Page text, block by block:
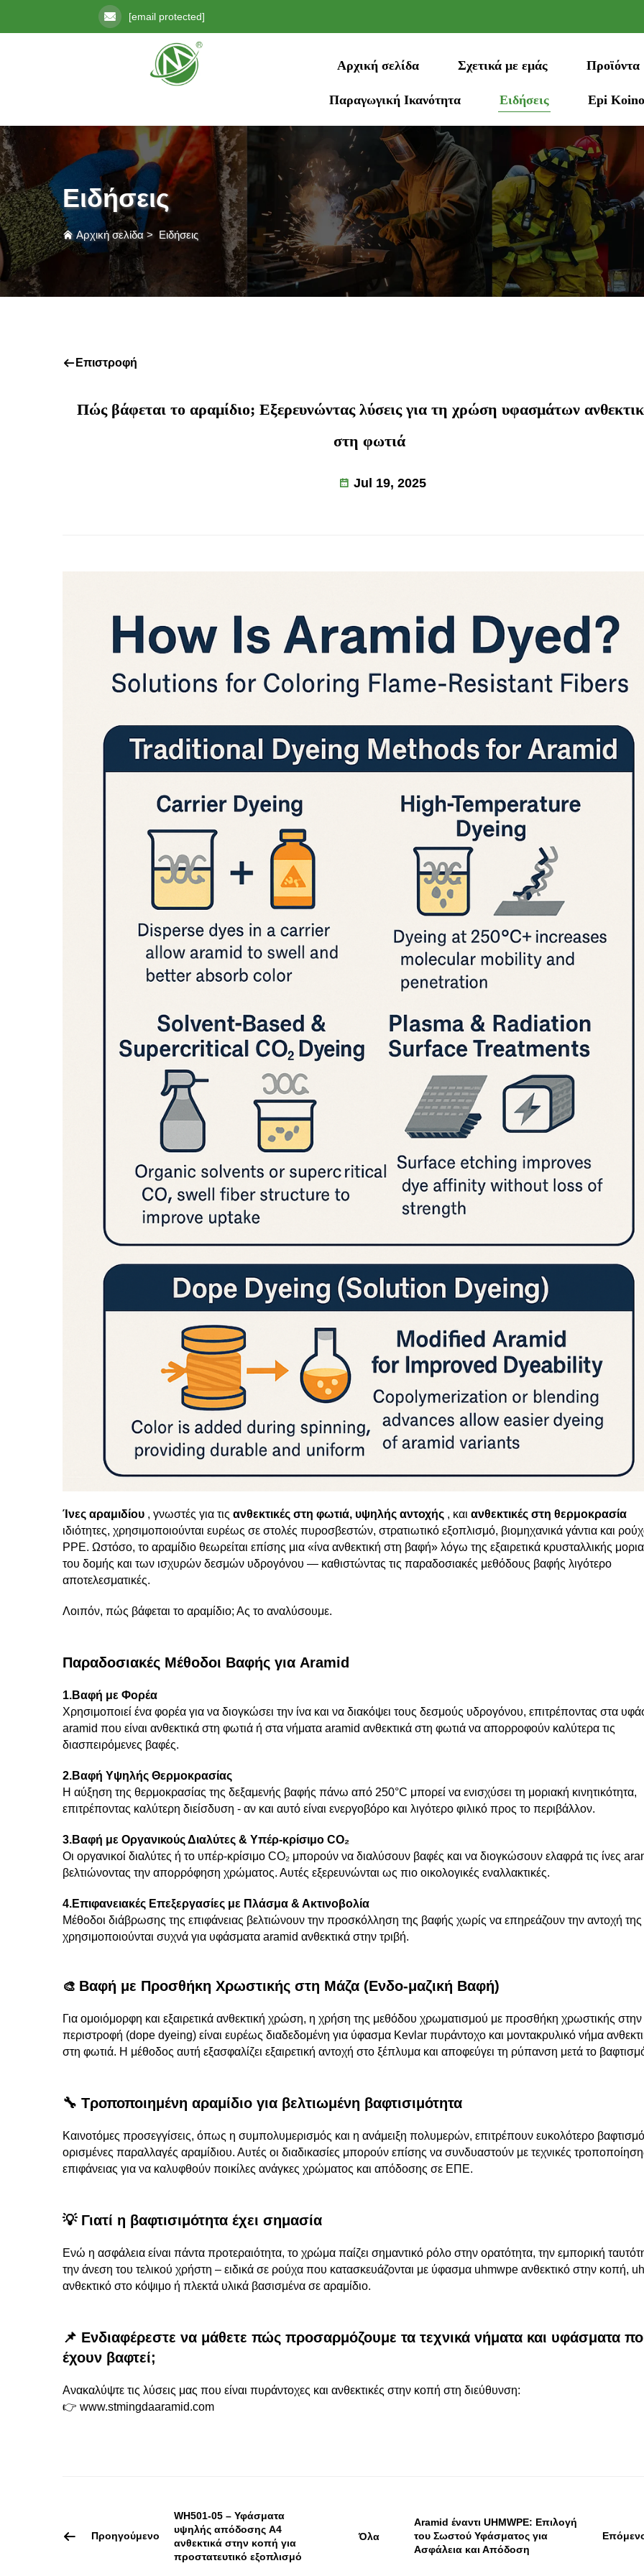
[email protected]
Αρχική σελίδα Σχετικά με εμάς Προϊόντα
Παραγωγική Ικανότητα Ειδήσεις Epi
Ειδήσεις
Αρχική σελίδα> Ειδήσεις
Επιστροφή
Πώς βάφεται το αραμίδιο; Εξερευνώντας λύσεις για τη χρώση υφασμάτων
στη φωτιά
Jul 19, 2025
Ίνες αραμιδίου , γνωστές για τις ανθεκτικές στη φωτιά, υψηλής αντοχής , και ανθεκτικές στη θερμοκρασία
ιδιότητες, χρησιμοποιούνται ευρέως σε στολές πυροσβεστών, στρατιωτικό εξοπλισμό, βιομηχανικά γάντια και
PPE. Ωστόσο, το αραμίδιο θεωρείται επίσης μια «ίνα ανθεκτική στη βαφή» λόγω της εξαιρετικά κρυσταλλικής
του δομής και των ισχυρών δεσμών υδρογόνου — καθιστώντας τις παραδοσιακές μεθόδους βαφής λιγότερο
αποτελεσματικές.
Λοιπόν, πώς βάφεται το αραμίδιο; Ας το αναλύσουμε.
Παραδοσιακές Μέθοδοι Βαφής για Aramid
1.Βαφή με Φορέα
Χρησιμοποιεί ένα φορέα για να διογκώσει την ίνα και να διακόψει τους δεσμούς υδρογόνου, επιτρέποντας στα
aramid που είναι ανθεκτικά στη φωτιά ή στα νήματα aramid ανθεκτικά στη φωτιά να απορροφούν καλύτερα τις
διασπειρόμενες βαφές.
2.Βαφή Υψηλής Θερμοκρασίας
Η αύξηση της θερμοκρασίας της δεξαμενής βαφής πάνω από 250°C μπορεί να ενισχύσει τη μοριακή κινητικότητα,
επιτρέποντας καλύτερη διείσδυση - αν και αυτό είναι ενεργοβόρο και λιγότερο φιλικό προς το περιβάλλον.
3.Βαφή με Οργανικούς Διαλύτες & Υπέρ-κρίσιμο CO₂
Οι οργανικοί διαλύτες ή το υπέρ-κρίσιμο CO₂ μπορούν να διαλύσουν βαφές και να διογκώσουν ελαφρά τις ίνες
βελτιώνοντας την απορρόφηση χρώματος. Αυτές εξερευνώνται ως πιο οικολογικές εναλλακτικές.
4.Επιφανειακές Επεξεργασίες με Πλάσμα & Ακτινοβολία
Μέθοδοι διάβρωσης της επιφάνειας βελτιώνουν την προσκόλληση της βαφής χωρίς να επηρεάζουν την αντοχή της
χρησιμοποιούνται συχνά για υφάσματα aramid ανθεκτικά στην τριβή.
🎨 Βαφή με Προσθήκη Χρωστικής στη Μάζα (Ενδο-μαζική Βαφή)
Για ομοιόμορφη και εξαιρετικά ανθεκτική χρώση, η χρήση της μεθόδου χρωματισμού με προσθήκη χρωστικής στην
περιστροφή (dope dyeing) είναι ευρέως διαδεδομένη για ύφασμα Kevlar πυράντοχο και μοντακρυλικό νήμα
στη φωτιά. Η μέθοδος αυτή εξασφαλίζει εξαιρετική αντοχή στο ξέπλυμα και αποφεύγει τη ρύπανση μετά το
🔧 Τροποποιημένη αραμίδιο για βελτιωμένη βαφτισιμότητα
Καινοτόμες προσεγγίσεις, όπως η συμπολυμερισμός και η ανάμειξη πολυμερών, επιτρέπουν ευκολότερο
ορισμένες παραλλαγές αραμίδιου. Αυτές οι διαδικασίες μπορούν επίσης να συνδυαστούν με τεχνικές
επιφάνειας για να καλυφθούν ποικίλες ανάγκες χρώματος και απόδοσης σε ΕΠΕ.
💡 Γιατί η βαφτισιμότητα έχει σημασία
Ενώ η ασφάλεια είναι πάντα προτεραιότητα, το χρώμα παίζει σημαντικό ρόλο στην ορατότητα, την εμπορική
την άνεση του τελικού χρήστη – ειδικά σε ρούχα που κατασκευάζονται με ύφασμα uhmwpe ανθεκτικό στην κοπή,
ανθεκτικό στο κόψιμο ή πλεκτά υλικά βασισμένα σε αραμίδιο.
📌 Ενδιαφέρεστε να μάθετε πώς προσαρμόζουμε τα τεχνικά νήματα και υφάσματα
έχουν βαφτεί;
Ανακαλύψτε τις λύσεις μας που είναι πυράντοχες και ανθεκτικές στην κοπή στη διεύθυνση:
👉 www.stmingdaaramid.com
Προηγούμενο
WH501-05 – Υφάσματα
υψηλής απόδοσης A4
ανθεκτικά στην κοπή για
προστατευτικό εξοπλισμό
Όλα
Aramid έναντι UHMWPE: Επιλογή
του Σωστού Υφάσματος για
Ασφάλεια και Απόδοση